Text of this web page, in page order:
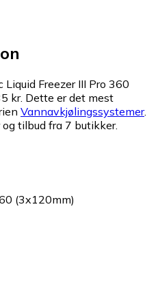
Freezer III Pro 360
kr. Dette er det mest
Vannavkjølingssystemer.
tilbud fra 7 butikker.
(3x120mm)